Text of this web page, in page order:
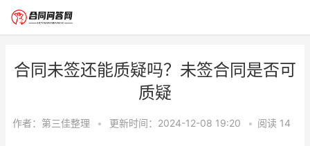
合同未签还能质疑吗？未签合同是否可
质疑
作者： 第三佳整理 • 更新时间：2024-12-08 19:20 • 阅读 14